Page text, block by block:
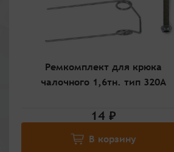
Ремкомплект для крюка
чалочного 1,6тн. тип 320А
14 ₽
В корзину